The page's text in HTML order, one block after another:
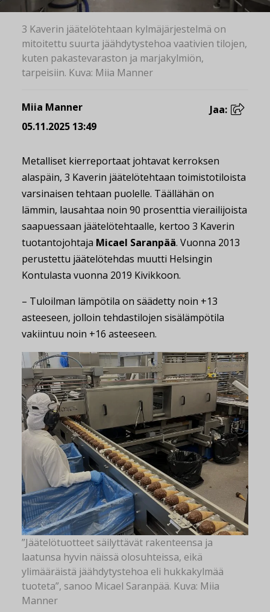
3 Kaverin jäätelötehtaan kylmäjärjestelmä on
mitoitettu suurta jäähdytystehoa vaativien tilojen,
kuten pakastevaraston ja marjakylmiön,
tarpeisiin. Kuva: Miia Manner
Miia Manner
05.11.2025 13:49
Jaa:
Metalliset kierreportaat johtavat kerroksen
alaspäin, 3 Kaverin jäätelötehtaan toimistotiloista
varsinaisen tehtaan puolelle. Täällähän on
lämmin, lausahtaa noin 90 prosenttia vierailijoista
saapuessaan jäätelötehtaalle, kertoo 3 Kaverin
tuotantojohtaja Micael Saranpää. Vuonna 2013
perustettu jäätelötehdas muutti Helsingin
Kontulasta vuonna 2019 Kivikkoon.
– Tuloilman lämpötila on säädetty noin +13
asteeseen, jolloin tehdastilojen sisälämpötila
vakiintuu noin +16 asteeseen.
”Jäätelötuotteet säilyttävät rakenteensa ja
laatunsa hyvin näissä olosuhteissa, eikä
ylimääräistä jäähdytystehoa eli hukkakylmää
tuoteta”, sanoo Micael Saranpää. Kuva: Miia
Manner